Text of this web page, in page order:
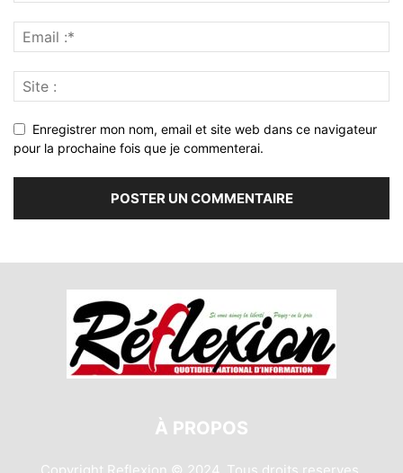
Enregistrer mon nom, email et site web dans ce navigateur
pour la prochaine fois que je commenterai.
À PROPOS